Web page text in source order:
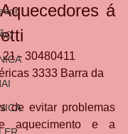
á
- 30480411
3333 Barra da
de evitar problemas